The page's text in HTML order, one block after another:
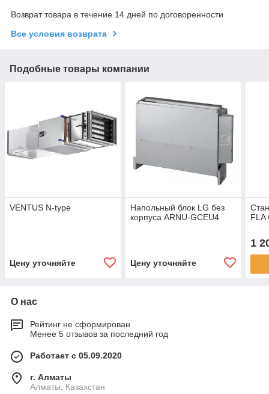
Возврат товара в течение 14 дней по договоренности
Все условия возврата
Подобные товары компании
VENTUS N-type
Цену уточняйте
Напольный блок LG без
корпуса ARNU-GCEU4
Цену уточняйте
FLA
1
О нас
Рейтинг не сформирован
Менее 5 отзывов за последний год
Работает с 05.09.2020
г. Алматы
Алматы, Казахстан